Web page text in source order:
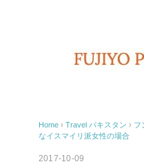
Home › Travel パキスタン › フ
なイスマイリ派女性の場合
2017-10-09